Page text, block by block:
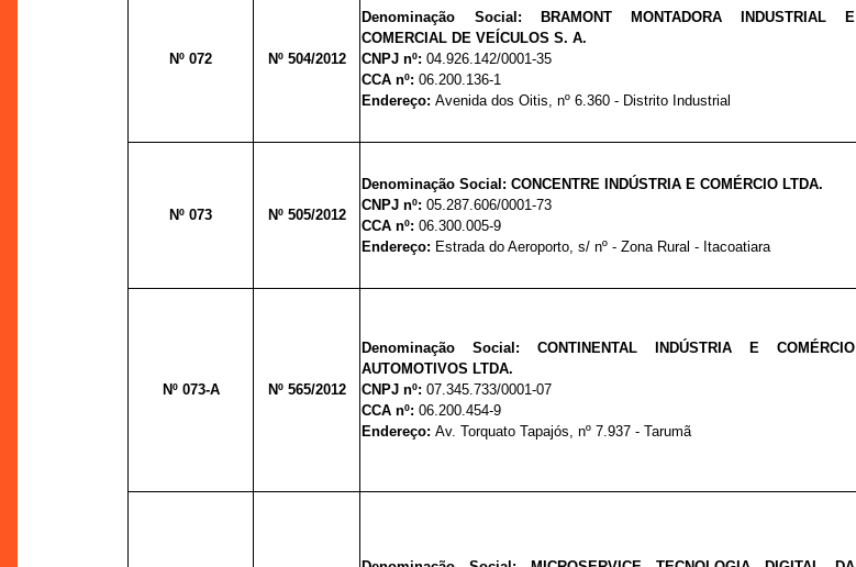
Nº 072 Nº 504/2012
Denominação Social:
BRAMONT MONTADORA INDUSTRIAL E
COMERCIAL DE VEÍCULOS S. A.
CNPJ nº:04.926.142/0001-35
CCA nº: 06.200.136-1
Endereço:Avenida dos Oitis, nº 6.360 - Distrito Industrial
Nº 073 Nº 505/2012
Denominação Social: CONCENTRE INDÚSTRIA E COMÉRCIO LTDA.
CNPJ nº:05.287.606/0001-73
CCA nº: 06.300.005-9
Endereço: Estrada do Aeroporto, s/ nº - Zona Rural - Itacoatiara
Nº 073-A Nº 565/2012
Denominação Social:
CONTINENTAL INDÚSTRIA E COMÉRCIO
AUTOMOTIVOS LTDA.
CNPJ nº:07.345.733/0001-07
CCA nº: 06.200.454-9
Endereço:Av. Torquato Tapajós, nº 7.937 - Tarumã